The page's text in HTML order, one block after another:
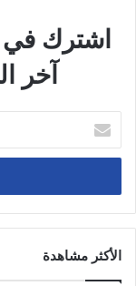
اشترك في
آخر
بريدك
الإلكتروني
الأكثر مشاهدة